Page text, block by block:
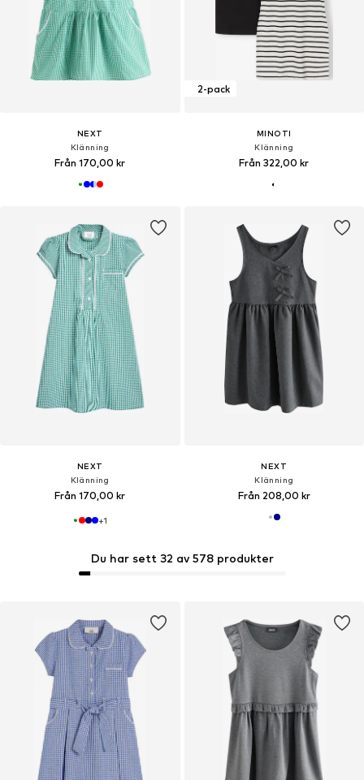
NEXT
Klänning
Från 170,00 kr
2-pack
MINOTI
Klänning
Från 322,00 kr
NEXT
Klänning
Från 170,00 kr
+1
NEXT
Klänning
Från 208,00 kr
Du har sett 32 av 578 produkter